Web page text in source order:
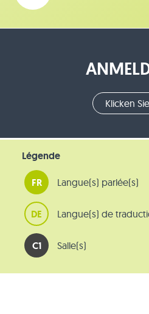
Klicken
Légende
FR Langue(s) parlée(s)
DE Langue(s) de
C1 Salle(s)